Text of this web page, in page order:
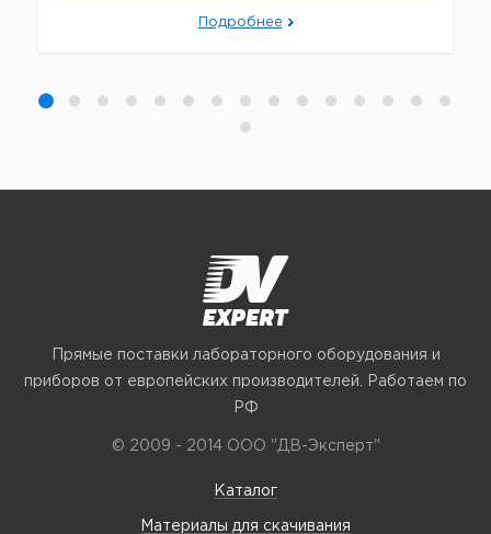
Подробнее
Прямые поставки лабораторного оборудования и
приборов от европейских производителей. Работаем по
РФ
© 2009 - 2014 ООО "ДВ-Эксперт"
Каталог
Материалы для скачивания